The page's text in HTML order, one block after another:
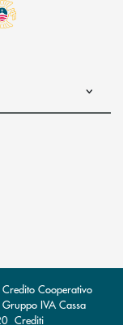
posta elettronica)
Cooperativo
IVA Cassa
Crediti